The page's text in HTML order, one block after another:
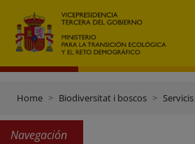
Home Biodiversitat i boscos Servicis
Navegación